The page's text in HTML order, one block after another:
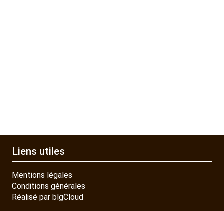
Liens utiles
Mentions légales
Conditions générales
Réalisé par blgCloud